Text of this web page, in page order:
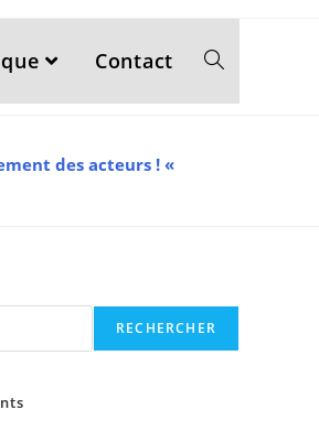
Contact
des acteurs ! «
RECHERCHER